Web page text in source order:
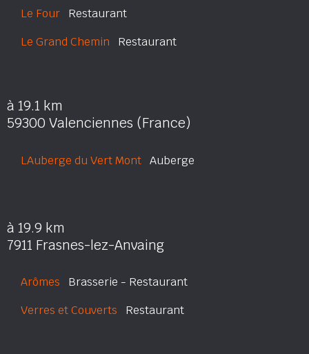
Le Four Restaurant
Le Grand Chemin Restaurant
à 19.1 km
59300 Valenciennes (France)
LAuberge du Vert Mont Auberge
à 19.9 km
7911 Frasnes-lez-Anvaing
Arômes Brasserie - Restaurant
Verres et Couverts Restaurant